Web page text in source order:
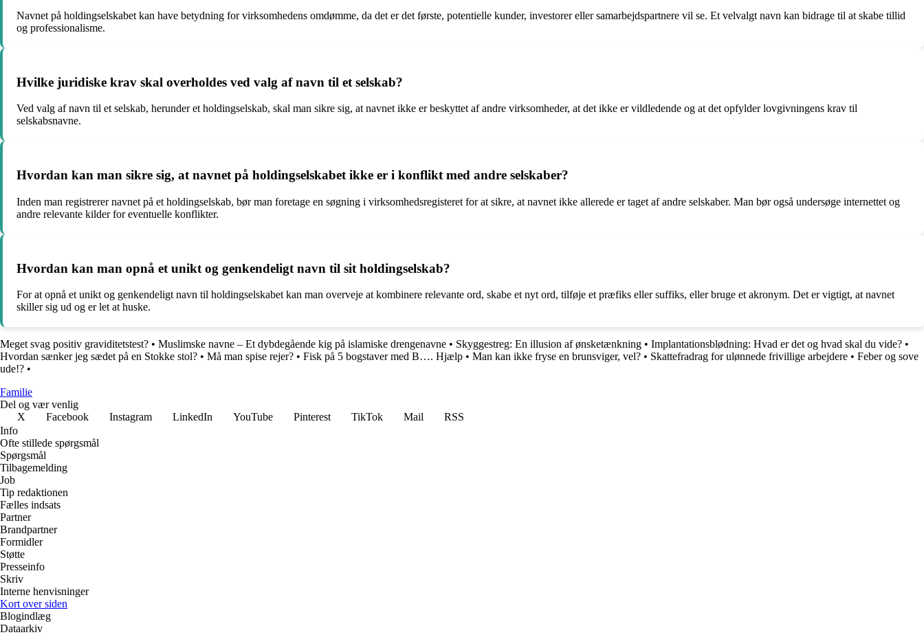
Navnet på holdingselskabet kan have betydning for virksomhedens omdømme, da det er det første, potentielle kunder, investorer eller samarbejdspartnere vil se. Et velvalgt navn kan bidrage til at skabe tillid
og professionalisme.
Hvilke juridiske krav skal overholdes ved valg af navn til et selskab?
Ved valg af navn til et selskab, herunder et holdingselskab, skal man sikre sig, at navnet ikke er beskyttet af andre virksomheder, at det ikke er vildledende og at det opfylder lovgivningens krav til
selskabsnavne.
Hvordan kan man sikre sig, at navnet på holdingselskabet ikke er i konflikt med andre selskaber?
Inden man registrerer navnet på et holdingselskab, bør man foretage en søgning i virksomhedsregisteret for at sikre, at navnet ikke allerede er taget af andre selskaber. Man bør også undersøge internettet og
andre relevante kilder for eventuelle konflikter.
Hvordan kan man opnå et unikt og genkendeligt navn til sit holdingselskab?
For at opnå et unikt og genkendeligt navn til holdingselskabet kan man overveje at kombinere relevante ord, skabe et nyt ord, tilføje et præfiks eller suffiks, eller bruge et akronym. Det er vigtigt, at navnet
skiller sig ud og er let at huske.
Meget svag positiv graviditetstest? • Muslimske navne – Et dybdegående kig på islamiske drengenavne • Skyggestreg: En illusion af ønsketænkning • Implantationsblødning: Hvad er det og hvad skal du vide? •
Hvordan sænker jeg sædet på en Stokke stol? • Må man spise rejer? • Fisk på 5 bogstaver med B…. Hjælp • Man kan ikke fryse en brunsviger, vel? • Skattefradrag for ulønnede frivillige arbejdere • Feber og sove
ude!? •
Familie
Del og vær venlig
X
Facebook Instagram LinkedIn YouTube Pinterest TikTok Mail
RSS
Info
Ofte stillede spørgsmål
Spørgsmål
Tilbagemelding
Job
Tip redaktionen
Fælles indsats
Partner
Brandpartner
Formidler
Støtte
Presseinfo
Skriv
Interne henvisninger
Kort over siden
Blogindlæg
Dataarkiv